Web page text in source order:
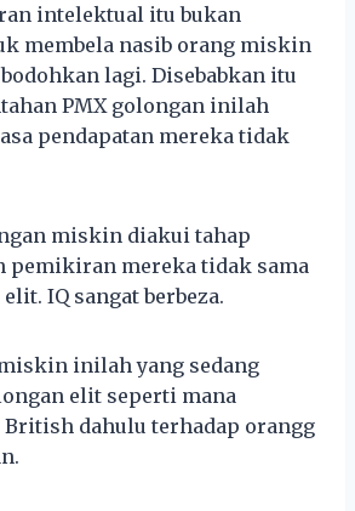
intelektual itu bukan
membela nasib orang miskin
lagi. Disebabkan itu
PMX golongan inilah
pendapatan mereka tidak
miskin diakui tahap
pemikiran mereka tidak sama
IQ sangat berbeza.
inilah yang sedang
elit seperti mana
dahulu terhadap orangg